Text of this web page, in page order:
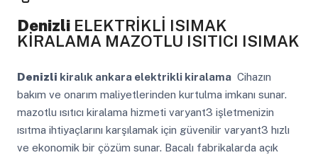
DenizliELEKTRİKLİ ISIMAK
KİRALAMA MAZOTLU ISITICI ISIMAK
Denizli kiralık ankara elektrikli kiralamaCihazın
bakım ve onarım maliyetlerinden kurtulma imkanı sunar.
mazotlu ısıtıcı kiralama hizmeti varyant3 işletmenizin
ısıtma ihtiyaçlarını karşılamak için güvenilir varyant3 hızlı
ve ekonomik bir çözüm sunar. Bacalı fabrikalarda açık